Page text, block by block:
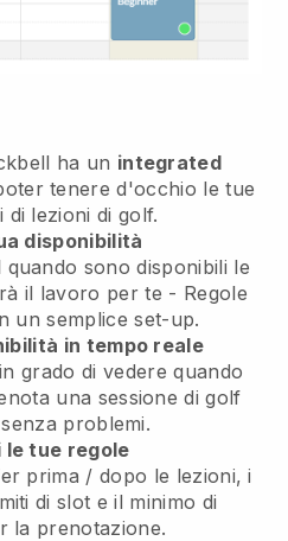
ha un integrated
tenere d'occhio le tue
di lezioni di golf.
disponibilità
quando sono disponibili le
il lavoro per te - Regole
un semplice set-up.
in tempo reale
grado di vedere quando
una sessione di golf
problemi.
le tue regole
prima / dopo le lezioni, i
di slot e il minimo di
la prenotazione.